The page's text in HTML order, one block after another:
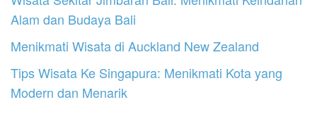
Alam dan Budaya Bali
Menikmati Wisata di Auckland New Zealand
Tips Wisata Ke Singapura: Menikmati Kota yang
Modern dan Menarik